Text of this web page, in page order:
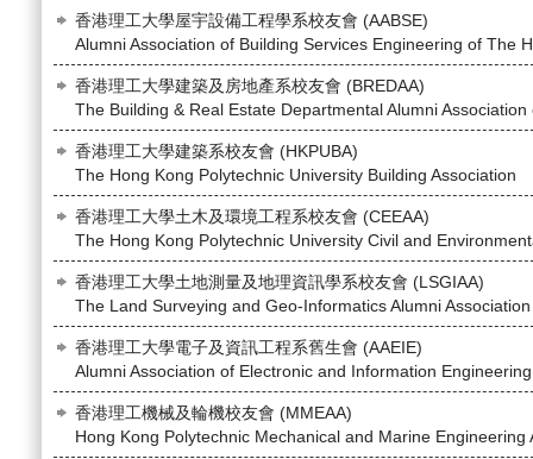
香港理工大學屋宇設備工程學系校友會 (AABSE)
Alumni Association of Building Services Engineering of The
香港理工大學建築及房地產系校友會 (BREDAA)
The Building & Real Estate Departmental Alumni
香港理工大學建築系校友會 (HKPUBA)
The Hong Kong Polytechnic University Building Association
香港理工大學土木及環境工程系校友會 (CEEAA)
The Hong Kong Polytechnic University Civil and
香港理工大學土地測量及地理資訊學系校友會 (LSGIAA)
The Land Surveying and Geo-Informatics Alumni
香港理工大學電子及資訊工程系舊生會 (AAEIE)
Alumni Association of Electronic and Information
香港理工機械及輪機校友會 (MMEAA)
Hong Kong Polytechnic Mechanical and Marine Engineering